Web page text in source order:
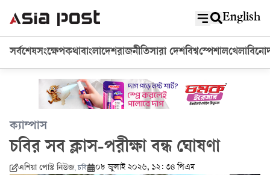
English
সর্বশেষসংক্ষেপকথাবাংলাদেশরাজনীতিসারা দেশবিশ্বস্পেশালখেলা
ক্যাম্পাস
চবির সব ক্লাস-পরীক্ষা বন্ধ ঘোষণা
এশিয়া পোস্ট নিউজ,চবি ০৮ জুলাই ২০২৬, ১২: ৩৪ পিএম